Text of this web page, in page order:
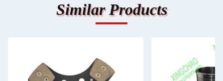
Similar Products